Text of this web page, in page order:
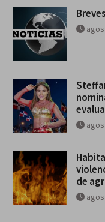
de